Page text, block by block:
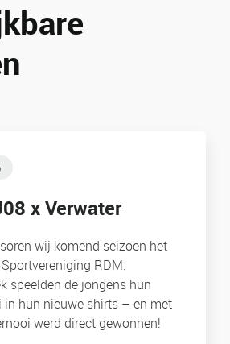
x Verwater
wij komend seizoen het
RDM.
speelden de jongens hun
in hun nieuwe shirts – en met
werd direct gewonnen!